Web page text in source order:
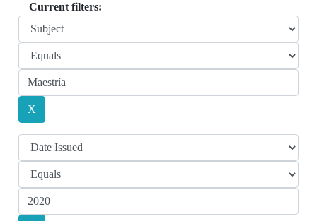
Current filters: